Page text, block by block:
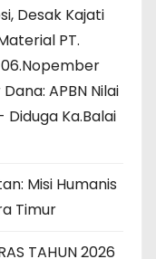
Desak Kajati
PT.
APBN Nilai
Diduga Ka.Balai
Misi Humanis
Timur
TAHUN 2026